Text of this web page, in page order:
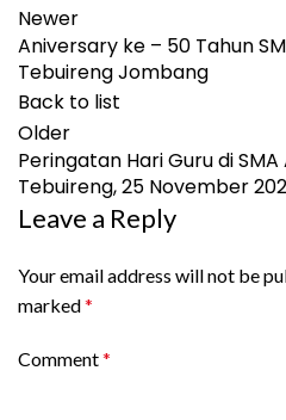
Newer
Aniversary ke – 50 Tahun
Tebuireng Jombang
Back to list
Older
Peringatan Hari Guru di SMA
Tebuireng, 25 November
Leave a Reply
Your email address will not be
marked*
Comment*